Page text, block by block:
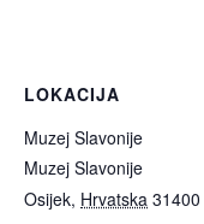
LOKACIJA
Muzej Slavonije
Muzej Slavonije
Osijek, Hrvatska 31400